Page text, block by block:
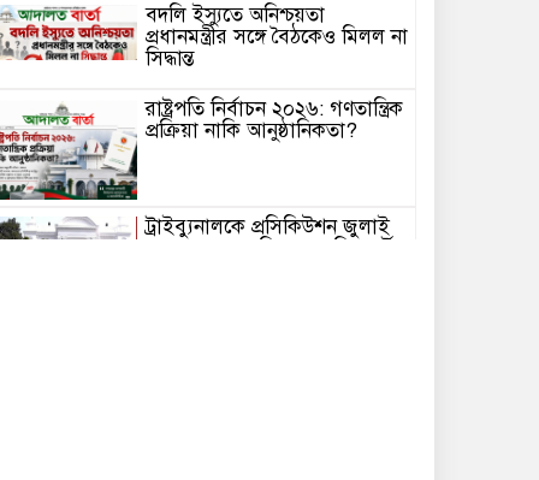
বদলি ইস্যুতে অনিশ্চয়তা
প্রধানমন্ত্রীর সঙ্গে বৈঠকেও মিলল না
সিদ্ধান্ত
রাষ্ট্রপতি নির্বাচন ২০২৬: গণতান্ত্রিক
প্রক্রিয়া নাকি আনুষ্ঠানিকতা?
ট্রাইব্যুনালকে প্রসিকিউশন জুলাই